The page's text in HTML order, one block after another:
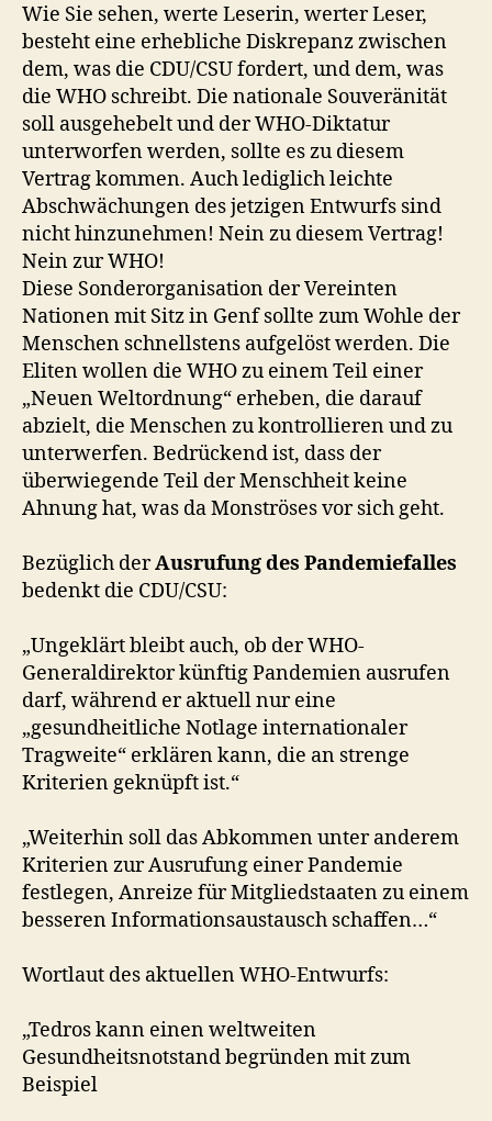
Wie Sie sehen, werte Leserin, werter Leser,
besteht eine erhebliche Diskrepanz zwischen
dem, was die CDU/CSU fordert, und dem, was
die WHO schreibt. Die nationale Souveränität
soll ausgehebelt und der WHO-Diktatur
unterworfen werden, sollte es zu diesem
Vertrag kommen. Auch lediglich leichte
Abschwächungen des jetzigen Entwurfs sind
nicht hinzunehmen! Nein zu diesem Vertrag!
Nein zur WHO!
Diese Sonderorganisation der Vereinten
Nationen mit Sitz in Genf sollte zum Wohle der
Menschen schnellstens aufgelöst werden. Die
Eliten wollen die WHO zu einem Teil einer
„Neuen Weltordnung“ erheben, die darauf
abzielt, die Menschen zu kontrollieren und zu
unterwerfen. Bedrückend ist, dass der
überwiegende Teil der Menschheit keine
Ahnung hat, was da Monströses vor sich geht.
Bezüglich derAusrufung des Pandemiefalles
bedenkt die CDU/CSU:
„Ungeklärt bleibt auch, ob der WHO-
Generaldirektor künftig Pandemien ausrufen
darf, während er aktuell nur eine
„gesundheitliche Notlage internationaler
Tragweite“ erklären kann, die an strenge
Kriterien geknüpft ist.“
„Weiterhin soll das Abkommen unter anderem
Kriterien zur Ausrufung einer Pandemie
festlegen, Anreize für Mitgliedstaaten zu einem
besseren Informationsaustausch schaffen…“
Wortlaut des aktuellen WHO-Entwurfs:
„Tedros kann einen weltweiten
Gesundheitsnotstand begründen mit zum
Beispiel